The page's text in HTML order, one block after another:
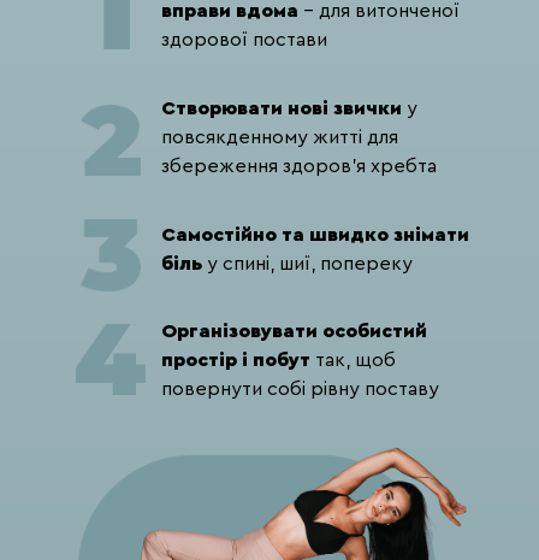
Самостійно та швидко знімати
біль у спині, шиї, попереку
Створювати нові звички у
повсякденному житті для
збереження здоров'я хребта
вправи вдома - для витонченої
здорової постави
Організовувати особистий
простір і побут так, щоб
повернути собі рівну поставу